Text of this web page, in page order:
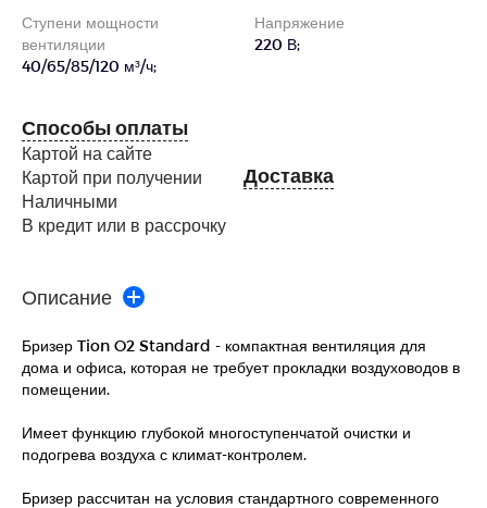
Ступени мощности
вентиляции
40/65/85/120 м³/ч;
Напряжение
220 В;
Способы оплаты
Картой на сайте
Картой при получении
Наличными
В кредит или в рассрочку
Доставка
Описание
Бризер Tion O2 Standard - компактная вентиляция для
дома и офиса, которая не требует прокладки воздуховодов в
помещении.
Имеет функцию глубокой многоступенчатой очистки и
подогрева воздуха с климат-контролем.
Бризер рассчитан на условия стандартного современного